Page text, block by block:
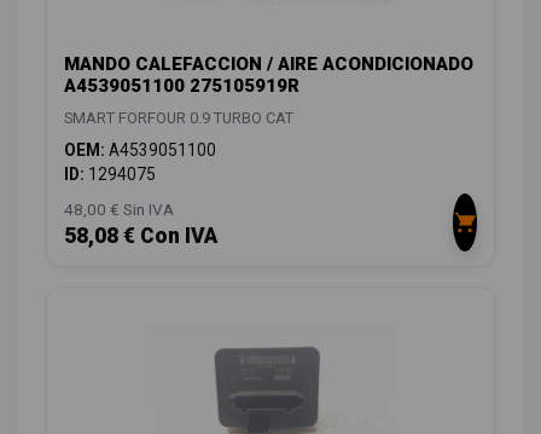
MANDO CALEFACCION / AIRE ACONDICIONADO
A4539051100 275105919R
SMART FORFOUR 0.9 TURBO CAT
OEM: A4539051100
ID: 1294075
48,00 € Sin IVA
58,08 € Con IVA